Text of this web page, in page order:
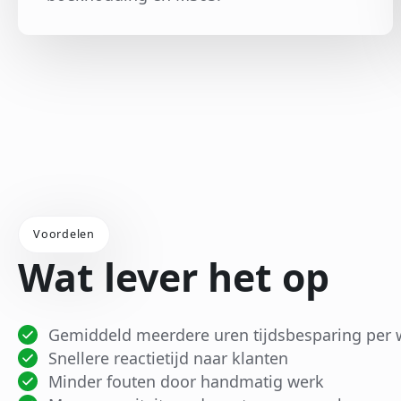
Voordelen
Wat lever het op
Gemiddeld meerdere uren tijdsbesparing per
Snellere reactietijd naar klanten
Minder fouten door handmatig werk